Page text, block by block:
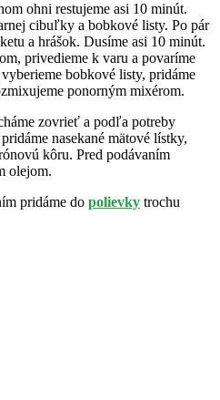
ohni restujeme asi 10 minút.
cibuľky a bobkové listy. Po pár
a hrášok. Dusíme asi 10 minút.
privedieme k varu a povaríme
bobkové listy, pridáme
ponorným mixérom.
zovrieť a podľa potreby
nasekané mätové lístky,
kôru. Pred podávaním
olejom.
pridáme do polievky trochu